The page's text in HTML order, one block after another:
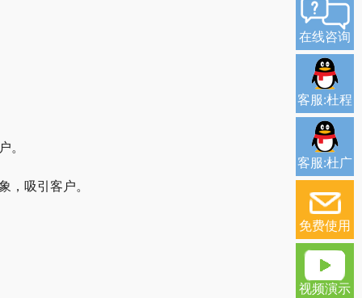
。
，吸引客户。
在线咨询
客服:杜程
客服:杜广
免费使用
视频演示